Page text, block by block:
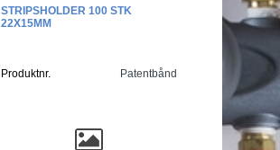
STRIPSHOLDER 100 STK
22X15MM
Produktnr. Patentbånd